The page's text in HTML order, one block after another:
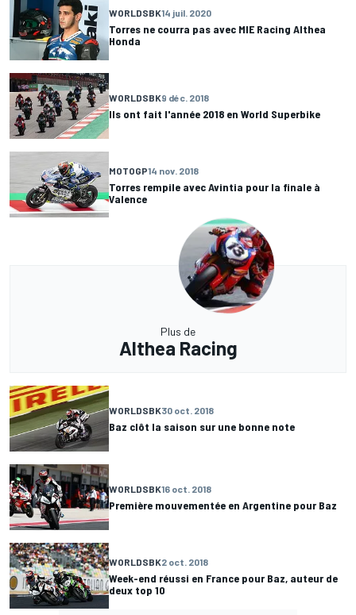
WORLDSBK14 juil. 2020
Torres ne courra pas avec MIE Racing Althea
Honda
WORLDSBK9 déc. 2018
Ils ont fait l'année 2018 en World Superbike
MOTOGP14 nov. 2018
Torres rempile avec Avintia pour la finale à
Valence
Plus de
Althea Racing
WORLDSBK30 oct. 2018
Baz clôt la saison sur une bonne note
WORLDSBK16 oct. 2018
Première mouvementée en Argentine pour Baz
WORLDSBK2 oct. 2018
Week-end réussi en France pour Baz, auteur de
deux top 10